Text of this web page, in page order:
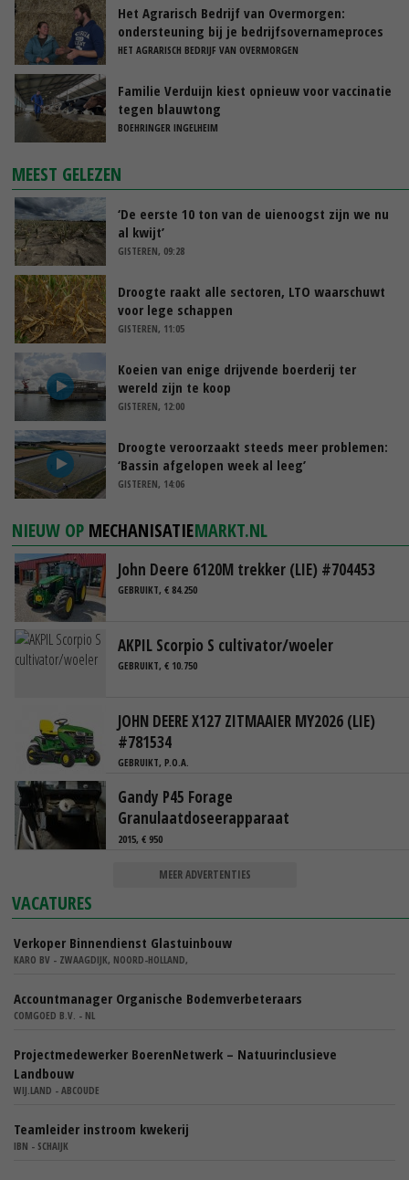
Het Agrarisch Bedrijf van Overmorgen:
ondersteuning bij je bedrijfsovernameproces
HET AGRARISCH BEDRIJF VAN OVERMORGEN
Familie Verduijn kiest opnieuw voor vaccinatie
tegen blauwtong
BOEHRINGER INGELHEIM
MEEST GELEZEN
‘De eerste 10 ton van de uienoogst zijn we nu
al kwijt’
GISTEREN, 09:28
Droogte raakt alle sectoren, LTO waarschuwt
voor lege schappen
GISTEREN, 11:05
Koeien van enige drijvende boerderij ter
wereld zijn te koop
GISTEREN, 12:00
Droogte veroorzaakt steeds meer problemen:
‘Bassin afgelopen week al leeg’
GISTEREN, 14:06
NIEUW OP MECHANISATIEMARKT.NL
John Deere 6120M trekker (LIE) #704453
GEBRUIKT, € 84.250
AKPIL Scorpio S cultivator/woeler
GEBRUIKT, € 10.750
JOHN DEERE X127 ZITMAAIER MY2026 (LIE)
#781534
GEBRUIKT, P.O.A.
Gandy P45 Forage
Granulaatdoseerapparaat
2015, € 950
MEER ADVERTENTIES
VACATURES
Verkoper Binnendienst Glastuinbouw
KARO BV - ZWAAGDIJK, NOORD-HOLLAND,
Accountmanager Organische Bodemverbeteraars
COMGOED B.V. - NL
Projectmedewerker BoerenNetwerk – Natuurinclusieve
Landbouw
WIJ.LAND - ABCOUDE
Teamleider instroom kwekerij
IBN - SCHAIJK